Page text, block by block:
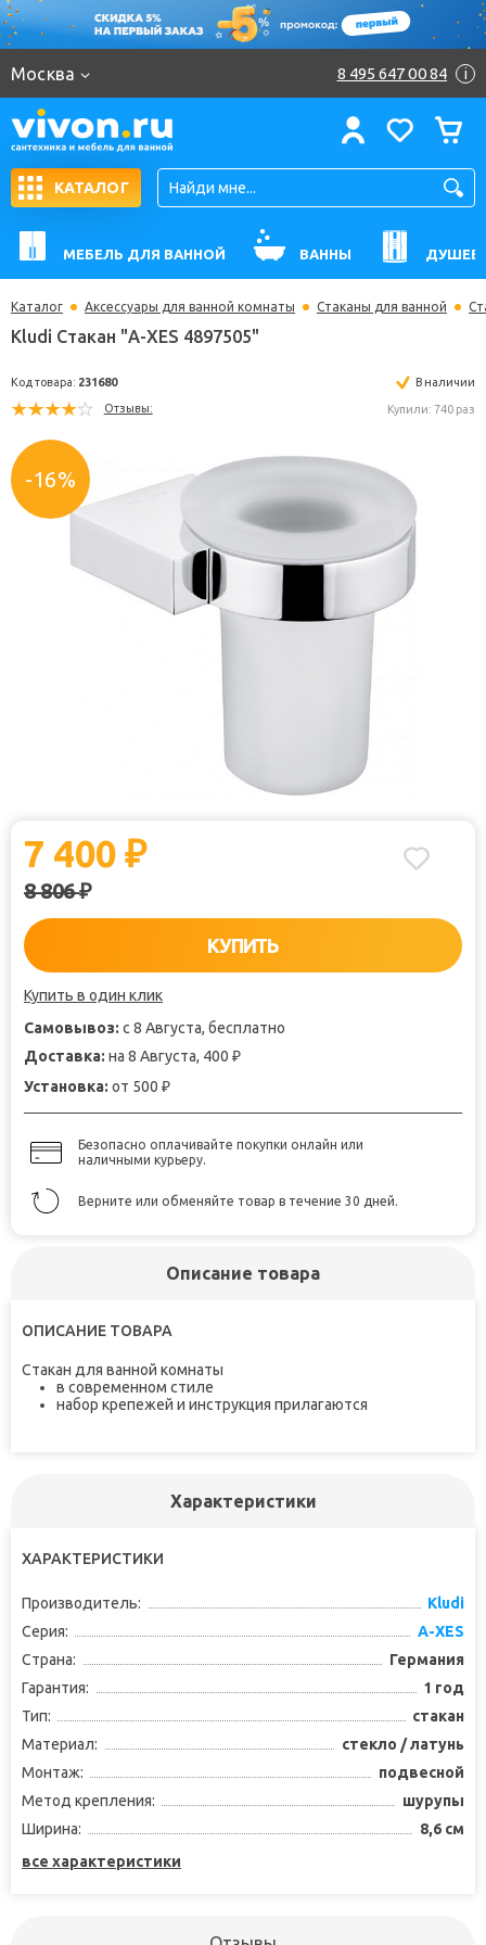
Москва 8 495 647 00 84 i
КАТАЛОГ
МЕБЕЛЬ ДЛЯ ВАННОЙ ВАННЫ
Каталог Аксессуары для ванной комнаты Стаканы для ванной
-16%
7 400₽
8 806₽
КУПИТЬ
Купить в один клик
Самовывоз: с 8 Августа, бесплатно
Доставка: на 8 Августа, 400 ₽
Установка: от 500 ₽
Безопасно оплачивайте покупки онлайн или
наличными курьеру.
Верните или обменяйте товар в течение 30 дней.
Kludi Стакан "A-XES 4897505"
Описание товара
ОПИСАНИЕ ТОВАРА
Стакан для ванной комнаты
в современном стиле
набор крепежей и инструкция прилагаются
Характеристики
ХАРАКТЕРИСТИКИ
Производитель:
Kludi
Серия:
A-XES
Страна:
Германия
Гарантия:
1 год
Тип:
стакан
Материал:
стекло / латунь
Монтаж:
подвесной
Метод крепления:
шурупы
Ширина:
8,6 см
все характеристики